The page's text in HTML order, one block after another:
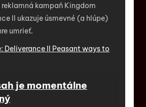
kampaň Kingdom
II ukazuje úsmevné (a hlúpe)
umrieť.
Deliverance II Peasant ways to
je momentálne